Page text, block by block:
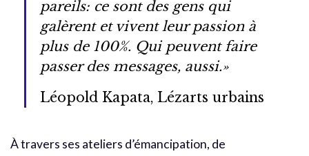
pareils: ce sont des gens qui
galèrent et vivent leur passion à
plus de 100%. Qui peuvent faire
passer des messages, aussi.»
Léopold Kapata, Lézarts urbains
À travers ses ateliers d’émancipation, de